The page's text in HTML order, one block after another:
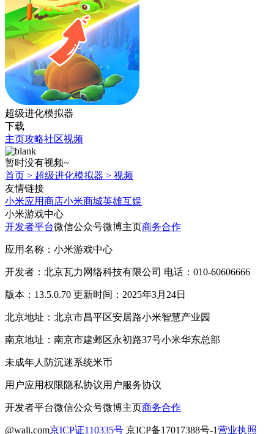
超级进化模拟器
下载
主页攻略社区视频
暂时没有视频~
首页 > 超级进化模拟器 > 视频
友情链接
小米应用商店小米商城英雄互娱
小米游戏中心
开发者平台微信公众号微博主页商务合作
应用名称：小米游戏中心
开发者：北京瓦力网络科技有限公司 电话：010-60606666
版本：13.5.0.70 更新时间：2025年3月24日
北京地址：北京市昌平区安居路小米智慧产业园
南京地址：南京市建邺区永初路37号小米华东总部
未成年人防沉迷系统米币
用户应用权限隐私协议用户服务协议
开发者平台微信公众号微博主页商务合作
@wali.com京ICP证110335号 京ICP备17017388号-1营业执照